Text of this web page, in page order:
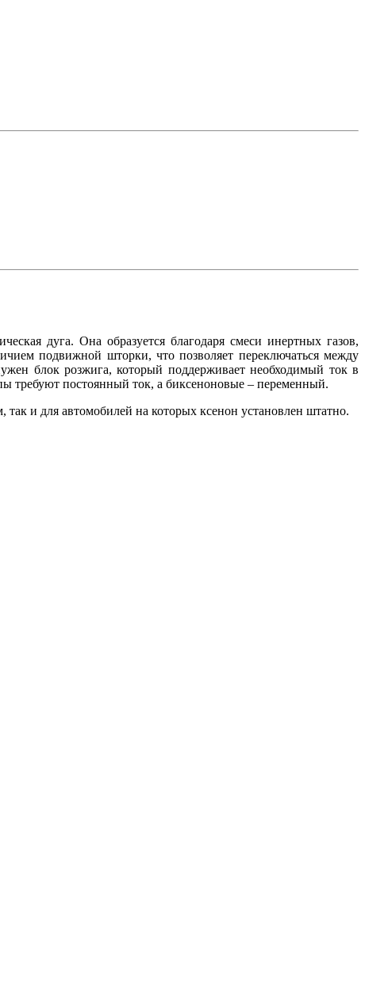
дуга. Она образуется благодаря смеси инертных газов,
подвижной шторки, что позволяет переключаться между
блок розжига, который поддерживает необходимый ток в
требуют постоянный ток, а биксеноновые – переменный.
и для автомобилей на которых ксенон установлен штатно.